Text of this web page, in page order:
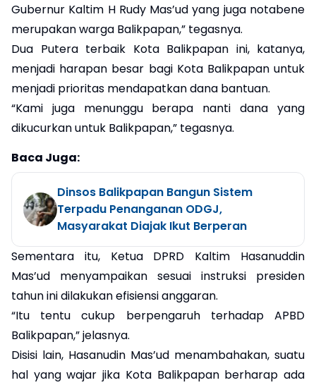
Gubernur Kaltim H Rudy Mas’ud yang juga notabene
merupakan warga Balikpapan,” tegasnya.
Dua Putera terbaik Kota Balikpapan ini, katanya,
menjadi harapan besar bagi Kota Balikpapan untuk
menjadi prioritas mendapatkan dana bantuan.
“Kami juga menunggu berapa nanti dana yang
dikucurkan untuk Balikpapan,” tegasnya.
Baca Juga:
Dinsos Balikpapan Bangun Sistem
Terpadu Penanganan ODGJ,
Masyarakat Diajak Ikut Berperan
Sementara itu, Ketua DPRD Kaltim Hasanuddin
Mas’ud menyampaikan sesuai instruksi presiden
tahun ini dilakukan efisiensi anggaran.
“Itu tentu cukup berpengaruh terhadap APBD
Balikpapan,” jelasnya.
Disisi lain, Hasanudin Mas’ud menambahakan, suatu
hal yang wajar jika Kota Balikpapan berharap ada